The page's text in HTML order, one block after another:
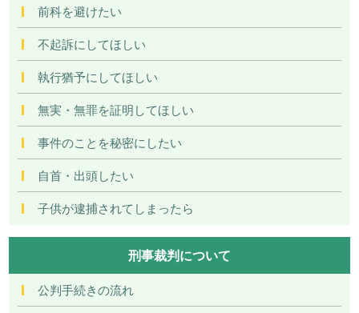
前科を避けたい
不起訴にしてほしい
執行猶予にしてほしい
無実・無罪を証明してほしい
事件のことを秘密にしたい
自首・出頭したい
子供が逮捕されてしまったら
刑事裁判について
公判手続きの流れ